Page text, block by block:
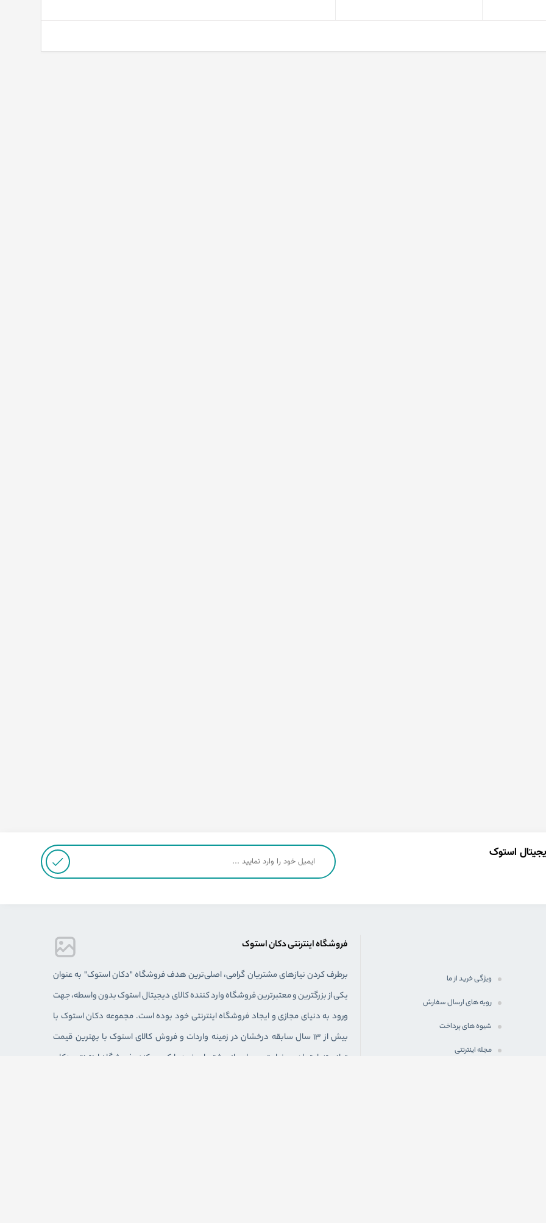
استوک
ویژگی خرید از ما
رویه های ارسال سفارش
شیوه های پرداخت
مجله اینترنتی
فروشگاه اینترنتی دکان استوک
برطرف کردن نياز‌های مشتريان گرامی، اصلی‌ترين هدف فروشگاه "دکان استوک" به عنوان
یکی از بزرگترین و معتبرترین فروشگاه وارد کننده کالای دیجیتال استوک بدون واسطه، جهت
ورود به دنيای مجازی و ايجاد فروشگاه اينترنتی خود بوده است. مجموعه دکان استوک با
بیش از 13 سال سابقه درخشان در زمینه واردات و فروش کالای استوک با بهترین قیمت
توانسته اعتماد و رضایت بسیاری از مشتریان خود را کسب کند. فروشگاه اینترنتی دکان